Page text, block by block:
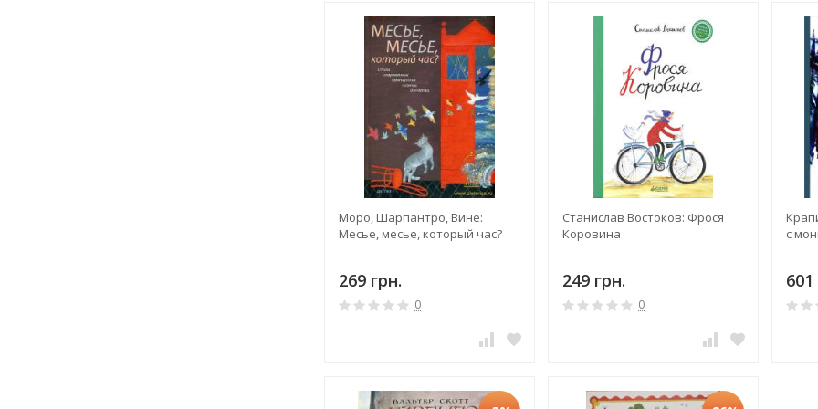
Моро, Шарпантро, Вине:
Месье, месье, который час?
269 грн.
0
Станислав Востоков: Фрося
Коровина
249 грн.
0
с
601